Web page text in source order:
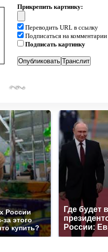
Прикрепить картинку:
Переводить URL в ссылку
Подписаться на комментарии
Подписать картинку
России
этого
купить?
Где будет
России: